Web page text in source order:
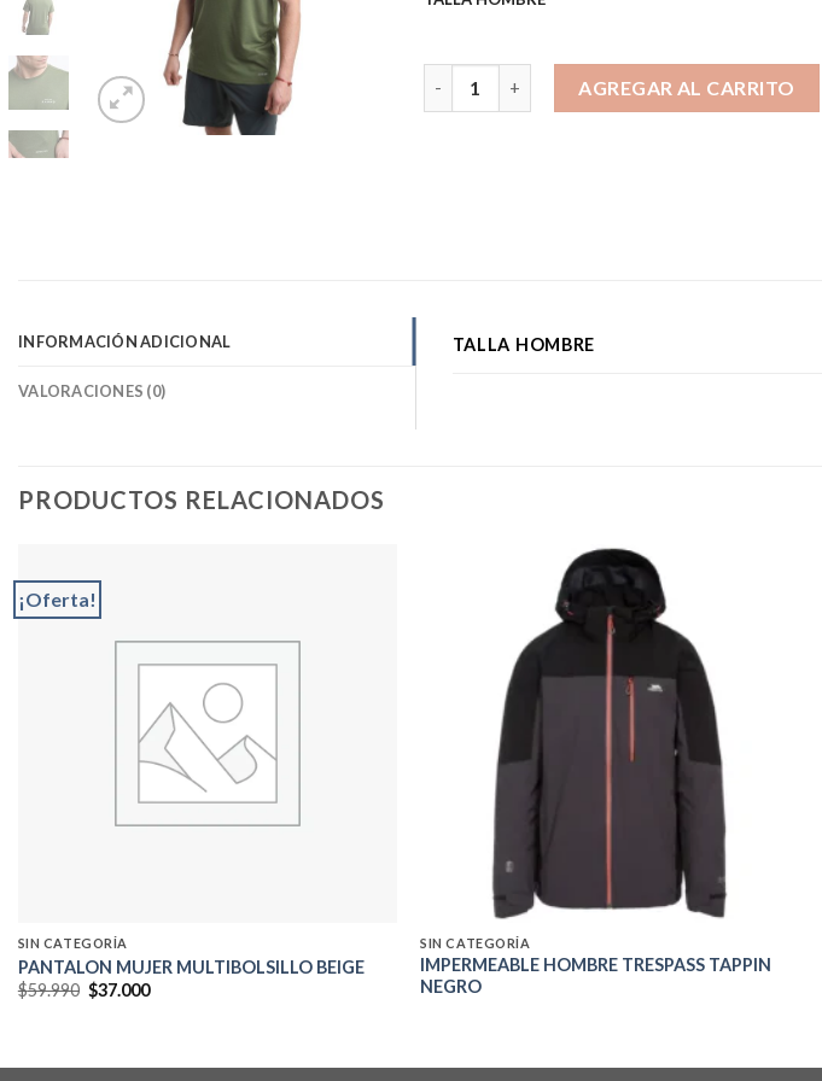
AGREGAR AL CARRITO
INFORMACIÓN ADICIONAL
VALORACIONES (0)
TALLA HOMBRE
PRODUCTOS RELACIONADOS
¡Oferta!
SIN CATEGORÍA
PANTALON MUJER MULTIBOLSILLO BEIGE
$59.990 El
precio
$37.000El
SIN CATEGORÍA
IMPERMEABLE HOMBRE TRESPASS TAPPIN
NEGRO